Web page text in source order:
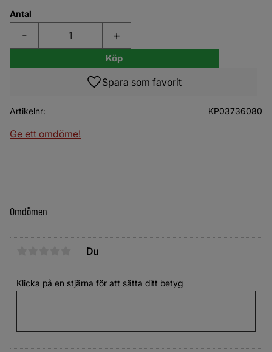
Antal
+
-
Köp
Lägg till i favoriter
Artikelnr KP03736080
Ge ett omdöme!
Omdömen
Du
Klicka på en stjärna för att sätta ditt betyg